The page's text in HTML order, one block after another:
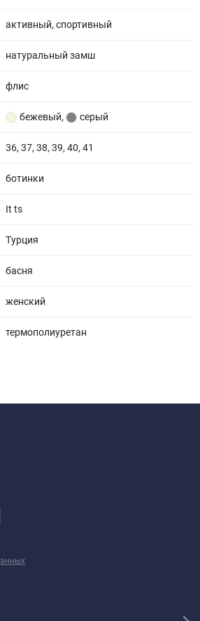
активный, спортивный
натуральный замш
флис
бежевый, серый
36, 37, 38, 39, 40, 41
ботинки
It ts
Турция
басня
женский
термополиуретан